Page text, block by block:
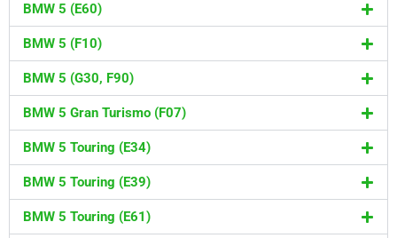
BMW 5 (E60)
BMW 5 (F10)
BMW 5 (G30, F90)
BMW 5 Gran Turismo (F07)
BMW 5 Touring (E34)
BMW 5 Touring (E39)
BMW 5 Touring (E61)